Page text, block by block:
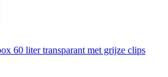
60 liter transparant met grijze clips